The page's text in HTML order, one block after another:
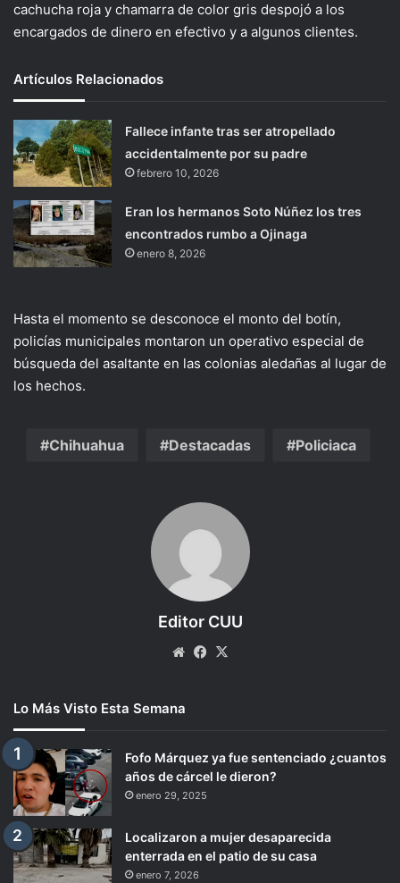
cachucha roja y chamarra de color gris despojó a los
encargados de dinero en efectivo y a algunos clientes.
Artículos Relacionados
Fallece infante tras ser atropellado
accidentalmente por su padre
febrero 10, 2026
Eran los hermanos Soto Núñez los tres
encontrados rumbo a Ojinaga
enero 8, 2026
Hasta el momento se desconoce el monto del botín,
policías municipales montaron un operativo especial de
búsqueda del asaltante en las colonias aledañas al lugar de
los hechos.
Chihuahua Destacadas Policiaca
Editor CUU
WebsiteFacebook
Lo Más Visto Esta Semana
Fofo Márquez ya fue sentenciado ¿cuantos
años de cárcel le dieron?
enero 29, 2025
Localizaron a mujer desaparecida
enterrada en el patio de su casa
enero 7, 2026